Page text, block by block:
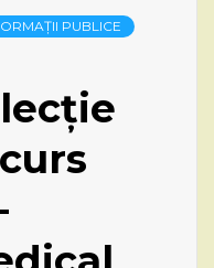
PUBLICE